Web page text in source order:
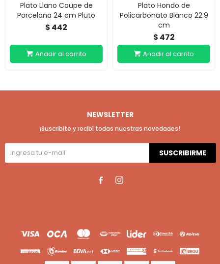
Plato Llano Coupe de
Porcelana 24 cm Pluto
$ 442
Plato Hondo de
Policarbonato Blanco 22.9
cm
$ 472
NEWSLETTER
¡Suscribite y recibí todas nuestras novedades!
SUSCRIBIRME
 